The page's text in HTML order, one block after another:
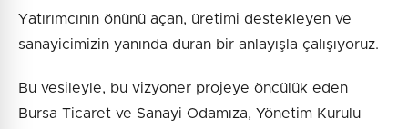
Yatırımcının önünü açan, üretimi destekleyen ve
sanayicimizin yanında duran bir anlayışla çalışıyoruz.
Bu vesileyle, bu vizyoner projeye öncülük eden
Bursa Ticaret ve Sanayi Odamıza, Yönetim Kurulu